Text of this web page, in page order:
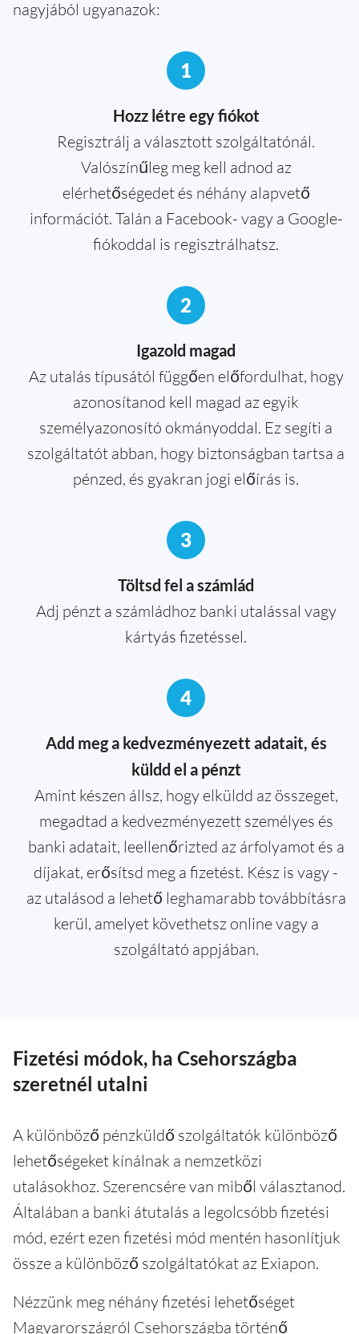
nagyjából ugyanazok:
1
Hozz létre egy fiókot
Regisztrálj a választott szolgáltatónál.
Valószínűleg meg kell adnod az
elérhetőségedet és néhány alapvető
információt. Talán a Facebook- vagy a Google-
fiókoddal is regisztrálhatsz.
2
Igazold magad
Az utalás típusától függően előfordulhat, hogy
azonosítanod kell magad az egyik
személyazonosító okmányoddal. Ez segíti a
szolgáltatót abban, hogy biztonságban tartsa a
pénzed, és gyakran jogi előírás is.
3
Töltsd fel a számlád
Adj pénzt a számládhoz banki utalással vagy
kártyás fizetéssel.
4
Add meg a kedvezményezett adatait, és
küldd el a pénzt
Amint készen állsz, hogy elküldd az összeget,
megadtad a kedvezményezett személyes és
banki adatait, leellenőrizted az árfolyamot és a
díjakat, erősítsd meg a fizetést. Kész is vagy -
az utalásod a lehető leghamarabb továbbításra
kerül, amelyet követhetsz online vagy a
szolgáltató appjában.
Fizetési módok, ha Csehországba
szeretnél utalni
A különböző pénzküldő szolgáltatók különböző
lehetőségeket kínálnak a nemzetközi
utalásokhoz. Szerencsére van miből választanod.
Általában a banki átutalás a legolcsóbb fizetési
mód, ezért ezen fizetési mód mentén hasonlítjuk
össze a különböző szolgáltatókat az Exiapon.
Nézzünk meg néhány fizetési lehetőséget
Magyarországról Csehországba történő